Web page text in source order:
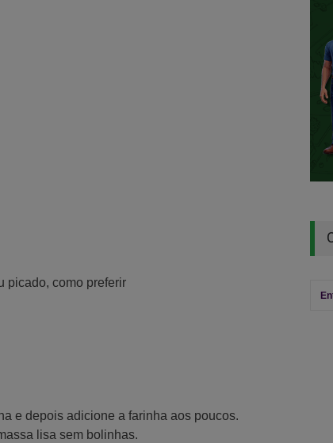
picado, como preferir
e depois adicione a farinha aos poucos.
lisa sem bolinhas.